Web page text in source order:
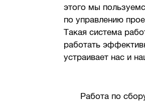
этого мы
по управлению
Такая система
работать
устраивает нас и
Работа по